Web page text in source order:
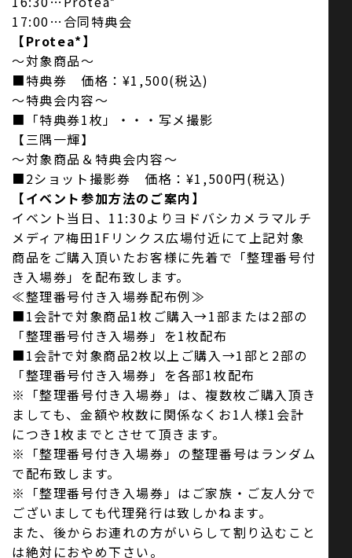
17:00…合同特典会
【Protea*】
～対象商品～
■特典券 価格：¥1,500(税込)
～特典会内容～
■「特典券1枚」・・・写メ撮影
【三隅一輝】
～対象商品＆特典会内容～
■2ショット撮影券 価格：¥1,500円(税込)
【イベント参加方法のご案内】
イベント当日、11:30よりヨドバシカメラマルチ
メディア梅田1Fリンクス広場付近にて上記対象
商品をご購入頂いたお客様に先着で「整理番号付
き入場券」を配布致します。
≪整理番号付き入場券配布例≫
■1会計で対象商品1枚ご購入→1部または2部の
「整理番号付き入場券」を1枚配布
■1会計で対象商品2枚以上ご購入→1部と2部の
「整理番号付き入場券」を各部1枚配布
※「整理番号付き入場券」は、複数枚ご購入頂き
ましても、金額や枚数に関係なくお1人様1会計
につき1枚までとさせて頂きます。
※「整理番号付き入場券」の整理番号はランダム
で配布致します。
※「整理番号付き入場券」はご家族・ご友人分で
ございましても代理発行は致しかねます。
また、後からお連れの方がいらして割り込むこと
は絶対におやめ下さい。